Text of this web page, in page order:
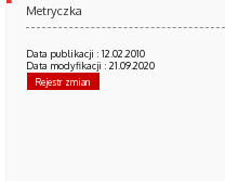
Metryczka
Data publikacji : 12.02.2010
Data modyfikacji : 21.09.2020
Rejestr zmian